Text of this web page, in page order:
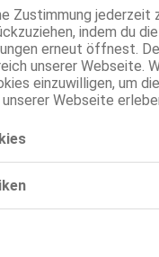
Zustimmung jederzeit
indem du
erneut öffnest.
unserer Webseite.
einzuwilligen, um
Webseite
alle notwendigen
ohne diese Cookies
sind Cookies, die
Sie helfen den
1
klimatisierten Raum
KF 34, 1.65m, exotisch
DSa, DSp, FE
GF6! GANZ NEU
KF 40, 1.67m, total rasiert,
NSa, Franz b. Ihr, BV, Schmu.,